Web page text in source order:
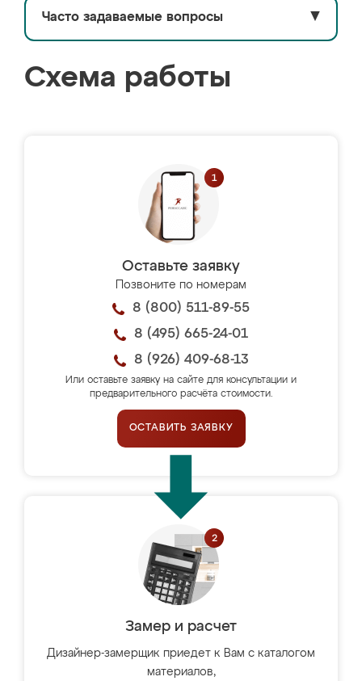
Часто задаваемые вопросы ▼
Схема работы
Оставьте заявку
Позвоните по номерам
8 (800) 511-89-55
8 (495) 665-24-01
8 (926) 409-68-13
Или оставьте заявку на сайте для консультации и
предварительного расчёта стоимости.
ОСТАВИТЬ ЗАЯВКУ
Замер и расчет
Дизайнер-замерщик приедет к Вам с каталогом
материалов,